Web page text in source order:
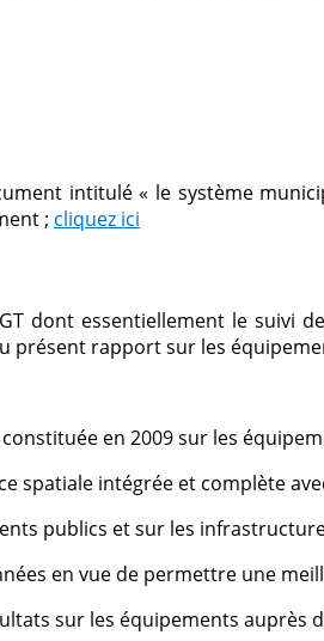
intitulé « le système
; cliquez ici
dont essentiellement le suivi
présent rapport sur les
en 2009 sur les
spatiale intégrée et complète
publics et sur les
en vue de permettre une
sur les équipements auprès